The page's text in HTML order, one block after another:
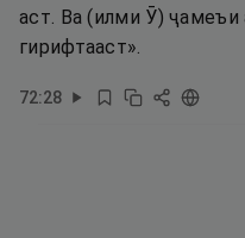
аст. Ва (илми Ӯ)
гирифтааст».
72:28